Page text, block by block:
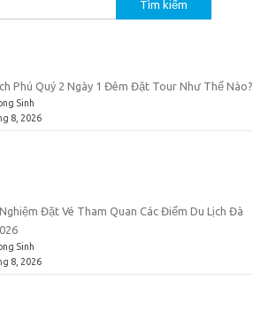
Phú Quý 2 Ngày 1 Đêm Đặt Tour Như Thế Nào?
Sinh
8, 2026
Đặt Vé Tham Quan Các Điểm Du Lịch Đà
Sinh
8, 2026